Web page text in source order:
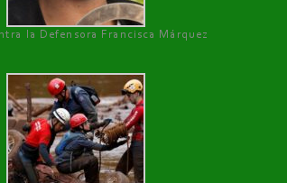
la Defensora Francisca Márquez